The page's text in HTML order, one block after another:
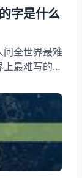
字是什么
全世界最难
上最难写的
最难写的
是什么字？希
世界最难
么字？世界
一种美食
字